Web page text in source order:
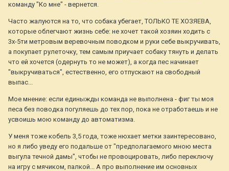
команду "Ко мне" - вернется.
Часто жалуются на то, что собака убегает, ТОЛЬКО ТЕ ХОЗЯЕВА,
которые облегчают жизнь себе: не хочет такой хозяин ходить с
3х-5ти метровым веревочным поводком и руки себе выкручивать,
а покупает рулеточку, тем самым приучает собаку тянуть и делать
что ей хочется (одернуть то не может), а когда пес начинает
"выкручиваться", естественно, его отпускают на свободный
выпас...
Мое мнение: если единыжды команда не выполнена - фиг ты моя
песа без поводка погуляешь до тех пор, пока не отработаешь и не
усвоишь мою команду до автоматизма.
У меня тоже кобель 3,5 года, тоже нюхает метки заинтересовано,
но я либо уведу его подальше от "предполагаемого мною места
выгула течной дамы", чтобы не провоцировать, либо переключу
на игру с мячиком, палкой... А про выполнение им основных